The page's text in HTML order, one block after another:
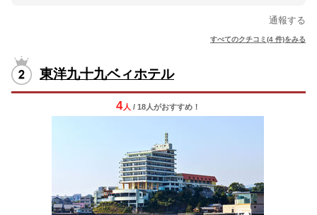
通報する
すべてのクチコミ(4 件)をみる
東洋九十九ベィホテル
4人 / 18人がおすすめ！